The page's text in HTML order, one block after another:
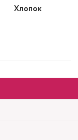
Хлопок